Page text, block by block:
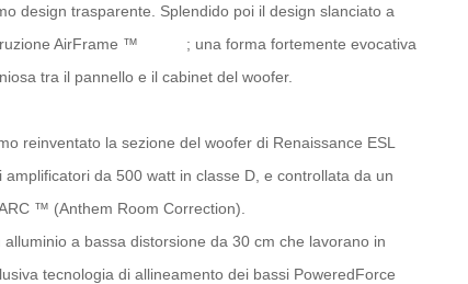
design trasparente. Splendido poi il design slanciato a
AirFrame ™
; una forma fortemente evocativa
tra il pannello e il cabinet del woofer.
reinventato la sezione del woofer di Renaissance ESL
da 500 watt in classe D, e controllata da un
™ (Anthem Room Correction).
a bassa distorsione da 30 cm che lavorano in
tecnologia di allineamento dei bassi PoweredForce